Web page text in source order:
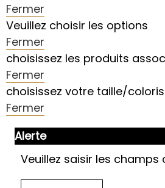
Fermer
Veuillez choisir les options
Fermer
choisissez les produits
Fermer
choisissez votre taille/coloris
Fermer
Alerte
Veuillez saisir les champs